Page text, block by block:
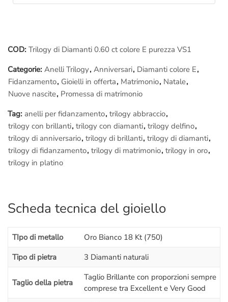
spiegherà tutto, sarà un’esperienza indimenticabile.
Ovviamente puoifotografare e filmare tutto, allegare il
materiale fotografico al tuoregalolo renderà senza dubbio
unico, inimitabile..
Raggiungerci è facilissimo:
Ci troviamo a pochi passi daPiazza di Spagna, nel cuore
storico di Roma. Se vieni da fuoriRomapuoi arrivare
comodamente allastazione Terminie da lì prendere la metro
linea A e scendere dopo sole 3 fermate a
propriogioiello(che dura dai 60 ai 90 minuti) è quindi possibile
per chiunque, non solo per chi vive a Roma.
Dal momento che questo anello trilogy vienecreato a mano
ad ogni nuovo ordine
è possibilepersonalizzarlo
piacimento: Puoi scegliere se cambiare il
Oro Rosa Oro Giallo oppure inPlatino . Puoi anche cambiare la
caratura e le caratteristiche dei diamanti.
COD: Trilogy di Diamanti 0.60 ct colore E purezza VS1
Categorie: Anelli Trilogy, Anniversari, Diamanti colore E,
Fidanzamento, Gioielli in offerta, Matrimonio, Natale,
Nuove nascite, Promessa di matrimonio
Tag: anelli per fidanzamento, trilogy abbraccio,
trilogy con brillanti, trilogy con diamanti, trilogy delfino,
trilogy di anniversario, trilogy di brillanti, trilogy di diamanti,
trilogy di fidanzamento, trilogy di matrimonio, trilogy in oro,
trilogy in platino
Scheda tecnica del gioiello
TIpo di metallo
Oro Bianco 18 Kt (750)
Tipo di pietra
3 Diamanti naturali
Taglio della pietra
Taglio Brillante con proporzioni sempre
comprese tra Excellent e Very Good